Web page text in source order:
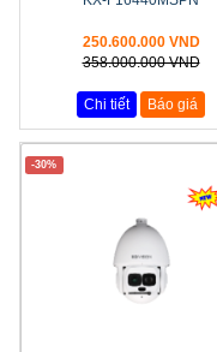
250.600.000 VND
358.000.000 VND
Chi tiết Báo giá
-30%